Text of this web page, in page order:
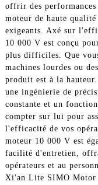
offrir des
moteur de haute
exigeants. Axé sur
10 000 V est conçu
plus difficiles. Que
machines lourdes ou
produit est à la
une ingénierie de
constante et un
compter sur lui pour
l'efficacité de vos
moteur 10 000 V est
facilité d'entretien,
opérateurs et au
Xi'an Lite SIMO